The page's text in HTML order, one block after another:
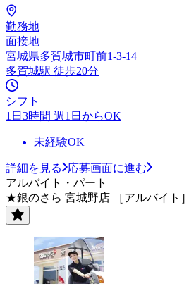
勤務地
面接地
宮城県多賀城市町前1-3-14
多賀城駅 徒歩20分
シフト
1日3時間 週1日からOK
未経験OK
詳細を見る
応募画面に進む
アルバイト・パート
★銀のさら 宮城野店 ［アルバイト